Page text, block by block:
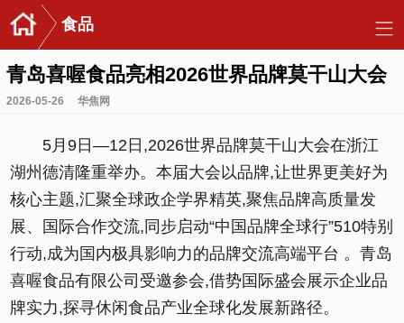
食品
青岛喜喔食品亮相2026世界品牌莫干山大会
2026-05-26 华焦网
5月9日—12日,2026世界品牌莫干山大会在浙江
湖州德清隆重举办。本届大会以品牌,让世界更美好为
核心主题,汇聚全球政企学界精英,聚焦品牌高质量发
展、国际合作交流,同步启动“中国品牌全球行”510特别
行动,成为国内极具影响力的品牌交流高端平台 。青岛
喜喔食品有限公司受邀参会,借势国际盛会展示企业品
牌实力,探寻休闲食品产业全球化发展新路径。